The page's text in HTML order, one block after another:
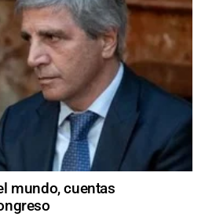
mundo, cuentas